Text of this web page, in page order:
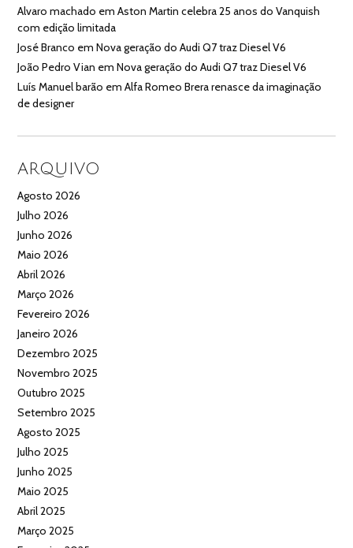
Alvaro machado emAston Martin celebra 25 anos do Vanquish
com edição limitada
José Branco emNova geração do Audi Q7 traz Diesel V6
João Pedro Vian emNova geração do Audi Q7 traz Diesel V6
Luís Manuel barão emAlfa Romeo Brera renasce da imaginação
de designer
ARQUIVO
Agosto 2026
Julho 2026
Junho 2026
Maio 2026
Abril 2026
Março 2026
Fevereiro 2026
Janeiro 2026
Dezembro 2025
Novembro 2025
Outubro 2025
Setembro 2025
Agosto 2025
Julho 2025
Junho 2025
Maio 2025
Abril 2025
Março 2025